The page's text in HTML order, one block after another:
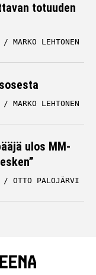
totuuden
MARKO LEHTONEN
MARKO LEHTONEN
ulos MM-
OTTO PALOJÄRVI